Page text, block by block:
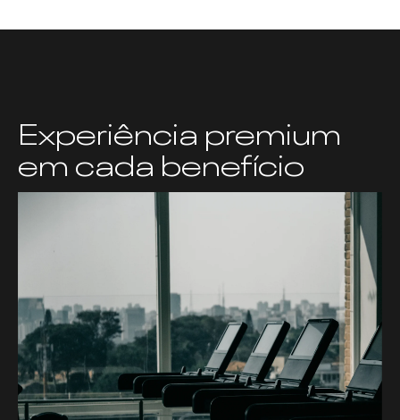
Experiência premium
em cada benefício